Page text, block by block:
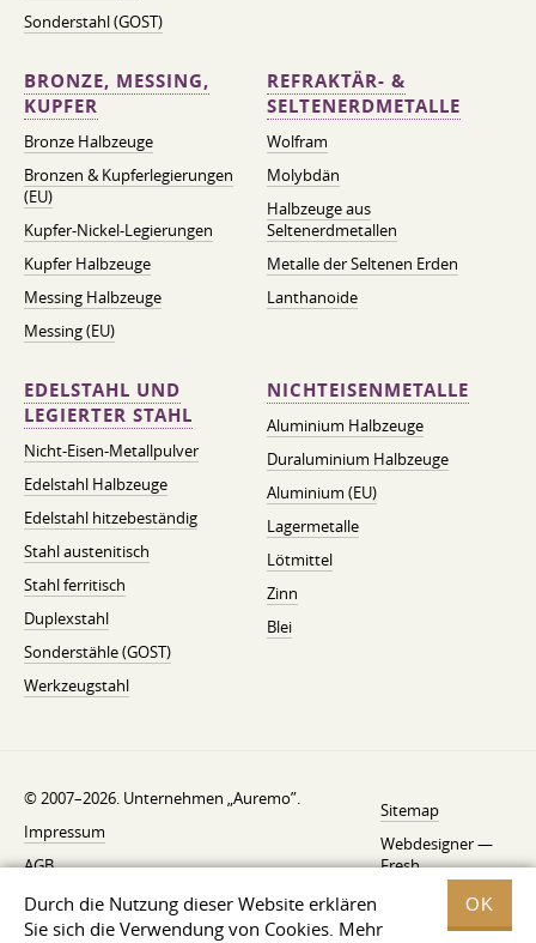
Durch die Nutzung dieser Website erklären
Sie sich die Verwendung von Cookies. Mehr
OK
Sonderstahl (GOST)
BRONZE, MESSING,
KUPFER
Bronze Halbzeuge
Bronzen & Kupferlegierungen
(EU)
Kupfer-Nickel-Legierungen
Kupfer Halbzeuge
Messing Halbzeuge
Messing (EU)
REFRAKTÄR- &
SELTENERDMETALLE
Wolfram
Molybdän
Halbzeuge aus
Seltenerdmetallen
Metalle der Seltenen Erden
Lanthanoide
EDELSTAHL UND
LEGIERTER STAHL
Nicht-Eisen-Metallpulver
Edelstahl Halbzeuge
Edelstahl hitzebeständig
Stahl austenitisch
Stahl ferritisch
Duplexstahl
Sonderstähle (GOST)
Werkzeugstahl
NICHTEISENMETALLE
Aluminium Halbzeuge
Duraluminium Halbzeuge
Aluminium (EU)
Lagermetalle
Lötmittel
Zinn
Blei
© 2007–2026. Unternehmen „Auremo”.
Impressum
AGB
Widerrufsbelehrung
Datenschutzerklärung
Sitemap
Webdesigner —
Fresh